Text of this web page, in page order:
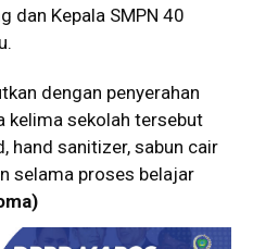
dan Kepala SMPN 40
dengan penyerahan
kelima sekolah tersebut
hand sanitizer, sabun cair
selama proses belajar